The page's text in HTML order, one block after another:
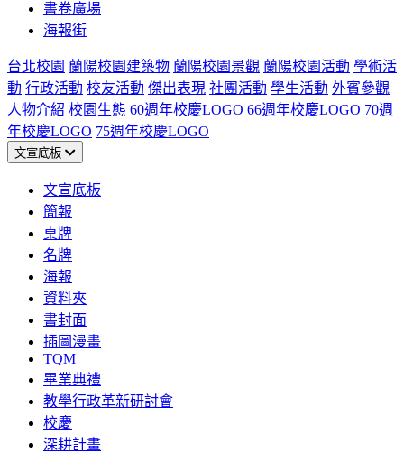
書卷廣場
海報街
台北校園 蘭陽校園建築物 蘭陽校園景觀 蘭陽校園活動 學術活
動 行政活動 校友活動 傑出表現 社團活動 學生活動 外賓參觀
人物介紹 校園生態 60週年校慶LOGO 66週年校慶LOGO 70週
年校慶LOGO 75週年校慶LOGO
文宣底板
文宣底板
簡報
桌牌
名牌
海報
資料夾
書封面
插圖漫畫
TQM
畢業典禮
教學行政革新研討會
校慶
深耕計畫